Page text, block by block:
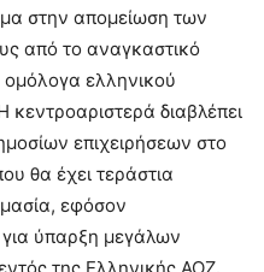
στην απομείωση των
από το αναγκαστικό
ελληνικού
διαβλέπει
επιχειρήσεων στο
θα έχει τεράστια
εφόσον
για ύπαρξη μεγάλων